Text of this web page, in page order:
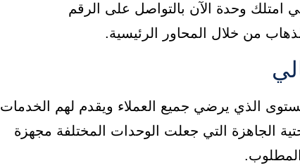
امتلك وحدة الآن بالتواصل على الرقم
الذي يرضي جميع العملاء ويقدم لهم الخدمات
الجاهزة التي جعلت الوحدات المختلفة مجهزة
المطلوب.